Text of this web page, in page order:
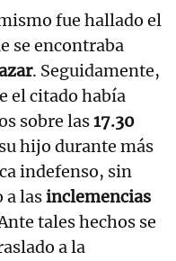
fue hallado el
se encontraba
. Seguidamente,
el citado había
sobre las17.30
hijo durante más
indefenso, sin
a lasinclemencias
tales hechos se
a la